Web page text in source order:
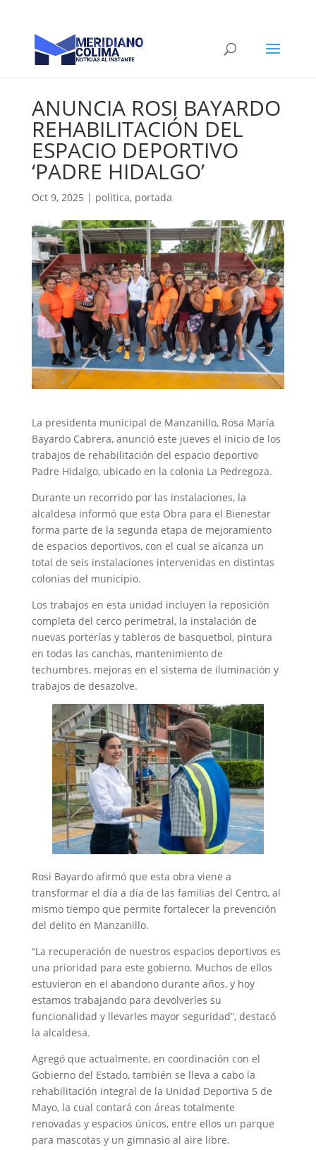
ANUNCIA ROSI BAYARDO
REHABILITACIÓN DEL
ESPACIO DEPORTIVO
‘PADRE HIDALGO’
Oct 9, 2025 | politica, portada
La presidenta municipal de Manzanillo, Rosa María
Bayardo Cabrera, anunció este jueves el inicio de los
trabajos de rehabilitación del espacio deportivo
Padre Hidalgo, ubicado en la colonia La Pedregoza.
Durante un recorrido por las instalaciones, la
alcaldesa informó que esta Obra para el Bienestar
forma parte de la segunda etapa de mejoramiento
de espacios deportivos, con el cual se alcanza un
total de seis instalaciones intervenidas en distintas
colonias del municipio.
Los trabajos en esta unidad incluyen la reposición
completa del cerco perimetral, la instalación de
nuevas porterías y tableros de basquetbol, pintura
en todas las canchas, mantenimiento de
techumbres, mejoras en el sistema de iluminación y
trabajos de desazolve.
Rosi Bayardo afirmó que esta obra viene a
transformar el día a día de las familias del Centro, al
mismo tiempo que permite fortalecer la prevención
del delito en Manzanillo.
“La recuperación de nuestros espacios deportivos es
una prioridad para este gobierno. Muchos de ellos
estuvieron en el abandono durante años, y hoy
estamos trabajando para devolverles su
funcionalidad y llevarles mayor seguridad”, destacó
la alcaldesa.
Agregó que actualmente, en coordinación con el
Gobierno del Estado, también se lleva a cabo la
rehabilitación integral de la Unidad Deportiva 5 de
Mayo, la cual contará con áreas totalmente
renovadas y espacios únicos, entre ellos un parque
para mascotas y un gimnasio al aire libre.